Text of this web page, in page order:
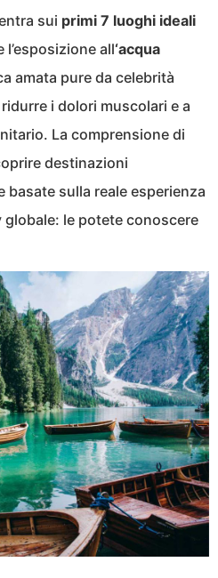
sui primi 7 luoghi ideali
all‘acqua
amata pure da celebrità
i dolori muscolari e a
La comprensione di
destinazioni
sulla reale esperienza
le potete conoscere